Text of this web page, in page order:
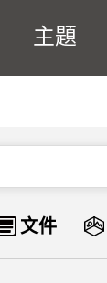
主題
文件